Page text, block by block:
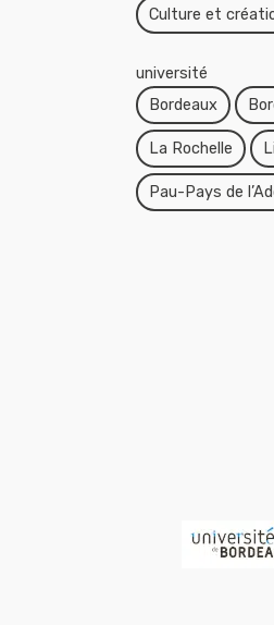
Culture et
université
Bordeaux
La Rochelle
Pau-Pays de